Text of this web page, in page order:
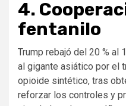
4.
fentanilo
Trump rebajó del 20 % al
al gigante asiático por el
opioide sintético, tras
reforzar los controles y